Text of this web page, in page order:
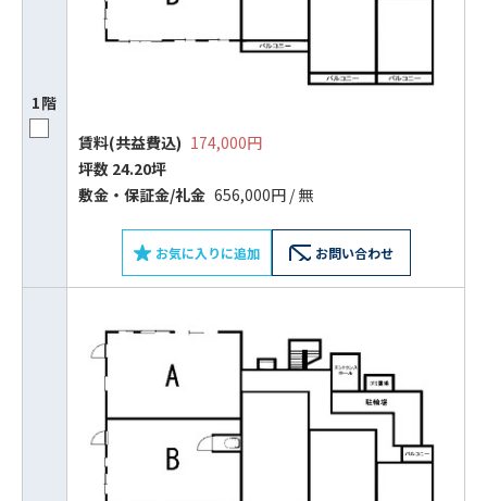
1階
賃料(共益費込) 174,000円
坪数 24.20坪
敷⾦‧保証⾦/礼⾦ 656,000円 / 無
お気に入りに追加 お問い合わせ
ビルコード：172272
をお伝えいただくと
スムーズにご案内できます
平日 9:00〜18:00
電話でお問い合わせ